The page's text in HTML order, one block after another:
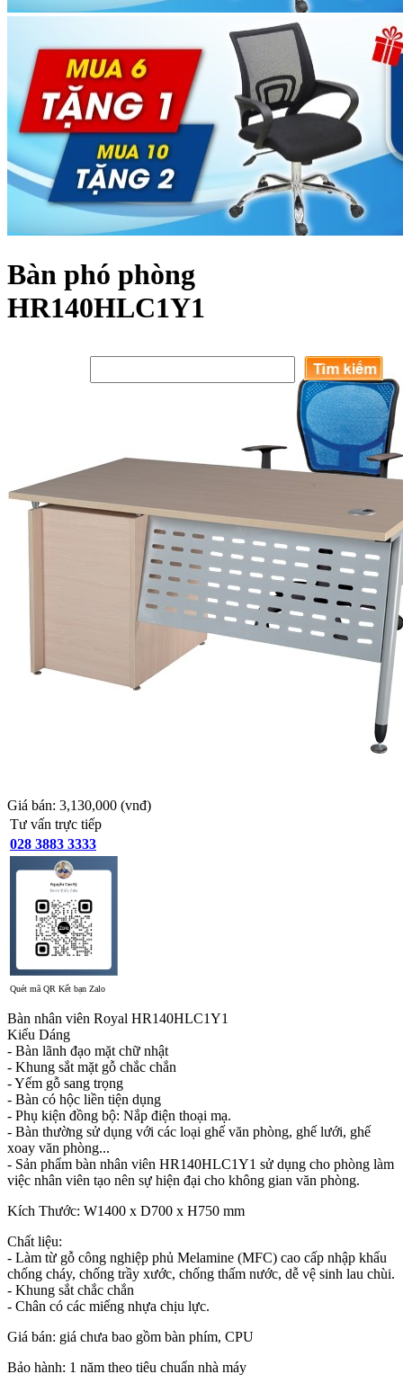
Bàn phó phòng
HR140HLC1Y1
Giá bán: 3,130,000 (vnđ)
Tư vấn trực tiếp
028 3883 3333
Quét mã QR Kết bạn Zalo
Bàn nhân viên Royal HR140HLC1Y1
Kiểu Dáng
- Bàn lãnh đạo mặt chữ nhật
- Khung sắt mặt gỗ chắc chắn
- Yếm gỗ sang trọng
- Bàn có hộc liền tiện dụng
- Phụ kiện đồng bộ: Nắp điện thoại mạ.
- Bàn thường sử dụng với các loại ghế văn phòng, ghế lưới, ghế
xoay văn phòng...
- Sản phẩm bàn nhân viên HR140HLC1Y1 sử dụng cho phòng làm
việc nhân viên tạo nên sự hiện đại cho không gian văn phòng.
Kích Thước: W1400 x D700 x H750 mm
Chất liệu:
- Làm từ gỗ công nghiệp phủ Melamine (MFC) cao cấp nhập khẩu
chống cháy, chống trầy xước, chống thấm nước, dễ vệ sinh lau chùi.
- Khung sắt chắc chắn
- Chân có các miếng nhựa chịu lực.
Giá bán: giá chưa bao gồm bàn phím, CPU
Bảo hành: 1 năm theo tiêu chuẩn nhà máy